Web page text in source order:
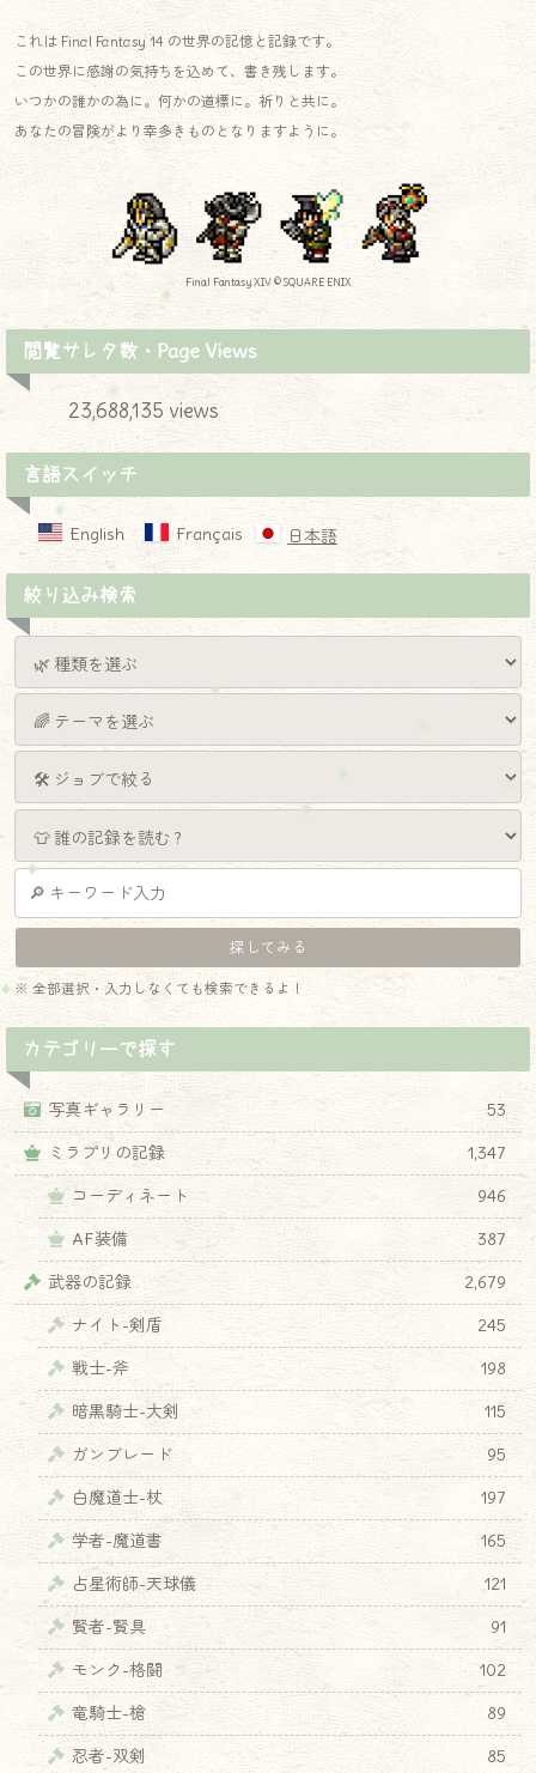
これは Final Fantasy 14 の世界の記憶と記録です。
この世界に感謝の気持ちを込めて、書き残します。
いつかの誰かの為に。何かの道標に。祈りと共に。
あなたの冒険がより幸多きものとなりますように。
Final Fantasy XIV © SQUARE ENIX
閲覧サレタ数・Page Views
23,688,135 views
言語スイッチ
English Français 日本語
絞り込み検索
※ 全部選択・入力しなくても検索できるよ！
カテゴリーで探す
写真ギャラリー
53
ミラプリの記録
1,347
コーディネート
946
AF装備
387
武器の記録
2,679
ナイト-剣盾
245
戦士-斧
198
暗黒騎士-大剣
115
ガンブレード
95
白魔道士-杖
197
学者-魔道書
165
占星術師-天球儀
121
賢者-賢具
91
モンク-格闘
102
竜騎士-槍
89
忍者-双剣
85